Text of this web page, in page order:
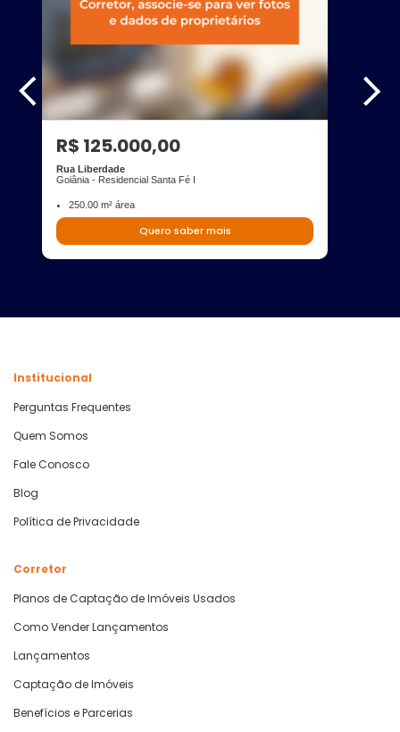
R$ 125.000,00
Rua Liberdade
Goiânia - Residencial Santa Fé I
250.00 m² área
Quero saber mais
Institucional
Perguntas Frequentes
Quem Somos
Fale Conosco
Blog
Política de Privacidade
Corretor
Planos de Captação de Imóveis Usados
Como Vender Lançamentos
Lançamentos
Captação de Imóveis
Benefícios e Parcerias